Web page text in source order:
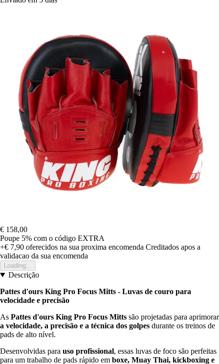
€ 158,00
Poupe 5% com o código EXTRA
+€ 7,90 oferecidos na sua proxima encomenda Creditados apos a
validacao da sua encomenda
Loading...
Descrição
Pattes d'ours King Pro Focus Mitts - Luvas de couro para
velocidade e precisão
As Pattes d'ours King Pro Focus Mitts são projetadas para aprimorar
a velocidade, a precisão e a técnica dos golpes durante os treinos de
pads de alto nível.
Desenvolvidas para uso profissional, essas luvas de foco são perfeitas
para um trabalho de pads rápido em boxe, Muay Thai, kickboxing e